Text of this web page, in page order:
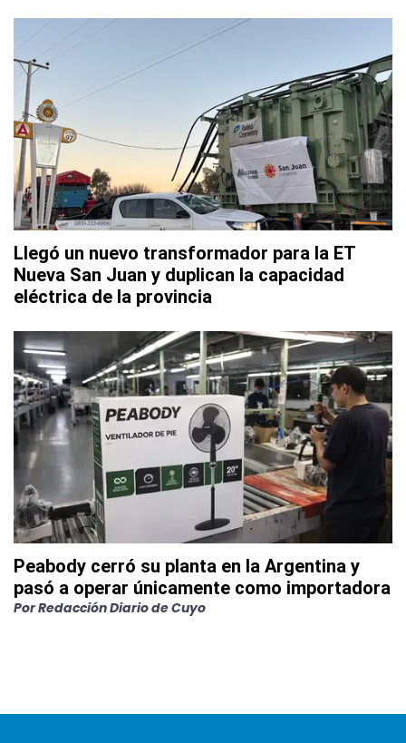
Llegó un nuevo transformador para la ET
Nueva San Juan y duplican la capacidad
eléctrica de la provincia
Peabody cerró su planta en la Argentina y
pasó a operar únicamente como importadora
PorRedacción Diario de Cuyo